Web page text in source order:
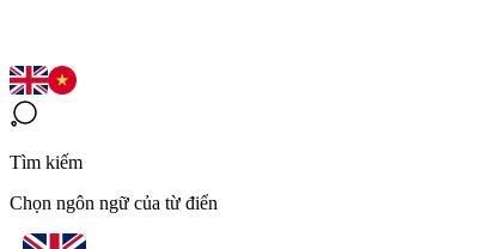
Tìm kiếm
Chọn ngôn ngữ của từ điển